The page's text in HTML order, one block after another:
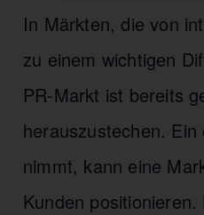
In Märkten, die von
zu einem wichtigen
PR-Markt ist bereits
herauszustechen.
nimmt, kann eine
Kunden